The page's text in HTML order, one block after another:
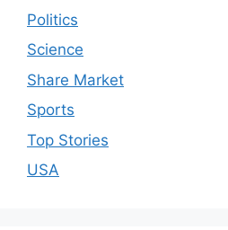
Politics
Science
Share Market
Sports
Top Stories
USA